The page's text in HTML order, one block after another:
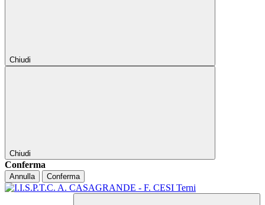
Chiudi
Chiudi
Conferma
Annulla Conferma